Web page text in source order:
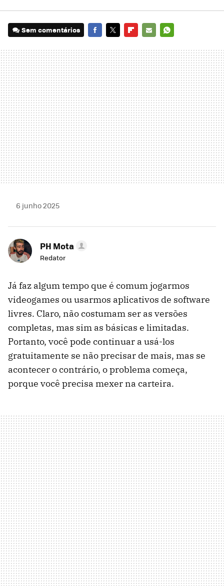
Sem comentários
MAIL
6 junho 2025
PH Mota
Redator
Já faz algum tempo que é comum jogarmos
videogames ou usarmos aplicativos de software
livres. Claro, não costumam ser as versões
completas, mas sim as básicas e limitadas.
Portanto, você pode continuar a usá-los
gratuitamente se não precisar de mais, mas se
acontecer o contrário, o problema começa,
porque você precisa mexer na carteira.